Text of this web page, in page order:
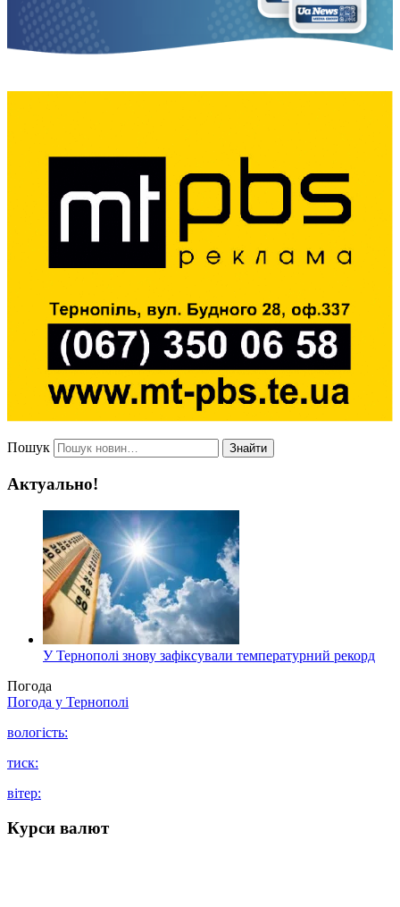
Пошук Знайти
Актуально!
У Тернополі знову зафіксували температурний рекорд
Погода
Погода у Тернополі
вологість:
тиск:
вітер:
Курси валют